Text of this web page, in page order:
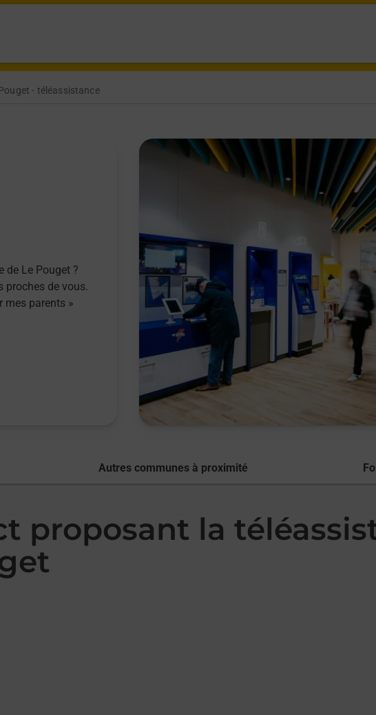
- téléassistance
de Le Pouget ?
proches de vous.
mes parents »
Autres communes à proximité
proposant la